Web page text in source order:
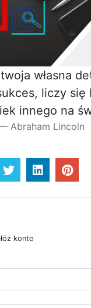
własna
liczy się
innego na
Abraham Lincoln
konto